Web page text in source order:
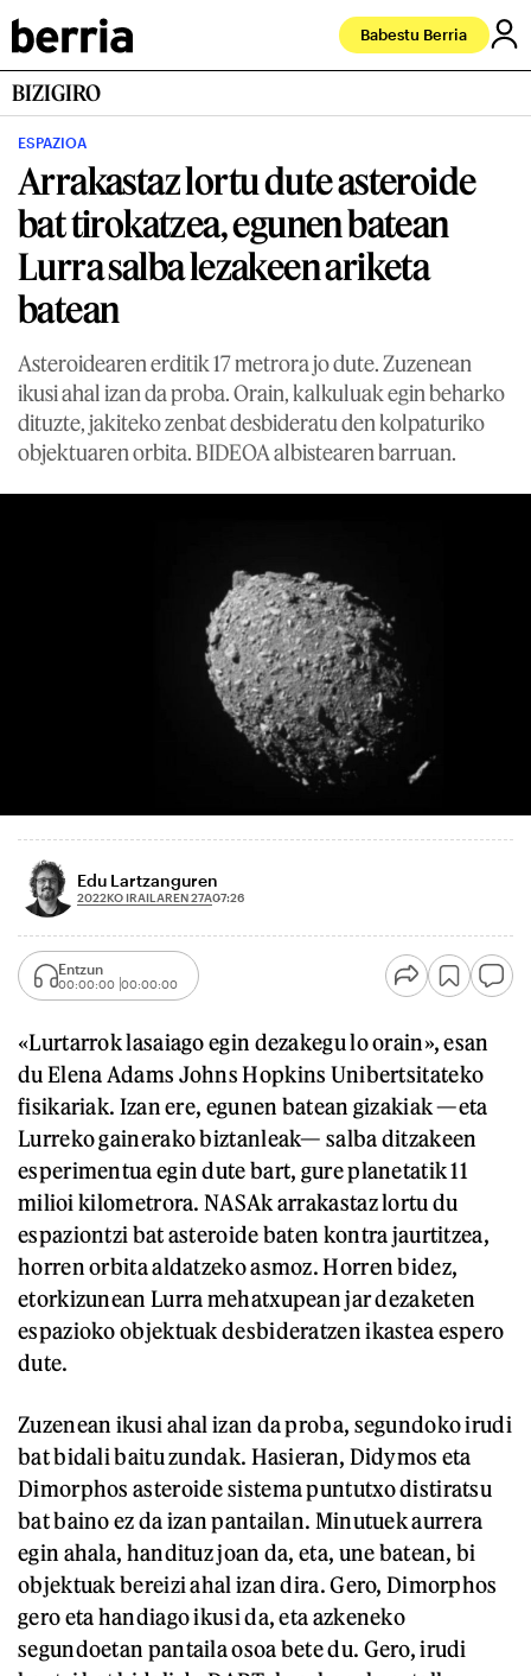
Babestu Berria
BIZIGIRO
ESPAZIOA
Arrakastaz lortu dute asteroide
bat tirokatzea, egunen batean
Lurra salba lezakeen ariketa
batean
Asteroidearen erditik 17 metrora jo dute. Zuzenean
ikusi ahal izan da proba. Orain, kalkuluak egin beharko
dituzte, jakiteko zenbat desbideratu den kolpaturiko
objektuaren orbita. BIDEOA albistearen barruan.
Edu Lartzanguren
2022KO IRAILAREN 27A07:26
Entzun
00:00:00 00:00:00
«Lurtarrok lasaiago egin dezakegu lo orain», esan
du Elena Adams Johns Hopkins Unibertsitateko
fisikariak. Izan ere, egunen batean gizakiak —eta
Lurreko gainerako biztanleak— salba ditzakeen
esperimentua egin dute bart, gure planetatik 11
milioi kilometrora. NASAk arrakastaz lortu du
espaziontzi bat asteroide baten kontra jaurtitzea,
horren orbita aldatzeko asmoz. Horren bidez,
etorkizunean Lurra mehatxupean jar dezaketen
espazioko objektuak desbideratzen ikastea espero
dute.
Zuzenean ikusi ahal izan da proba, segundoko irudi
bat bidali baitu zundak. Hasieran, Didymos eta
Dimorphos asteroide sistema puntutxo distiratsu
bat baino ez da izan pantailan. Minutuek aurrera
egin ahala, handituz joan da, eta, une batean, bi
objektuak bereizi ahal izan dira. Gero, Dimorphos
gero eta handiago ikusi da, eta azkeneko
segundoetan pantaila osoa bete du. Gero, irudi